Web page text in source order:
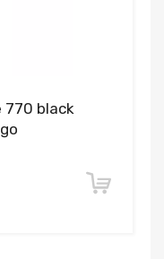
770 black